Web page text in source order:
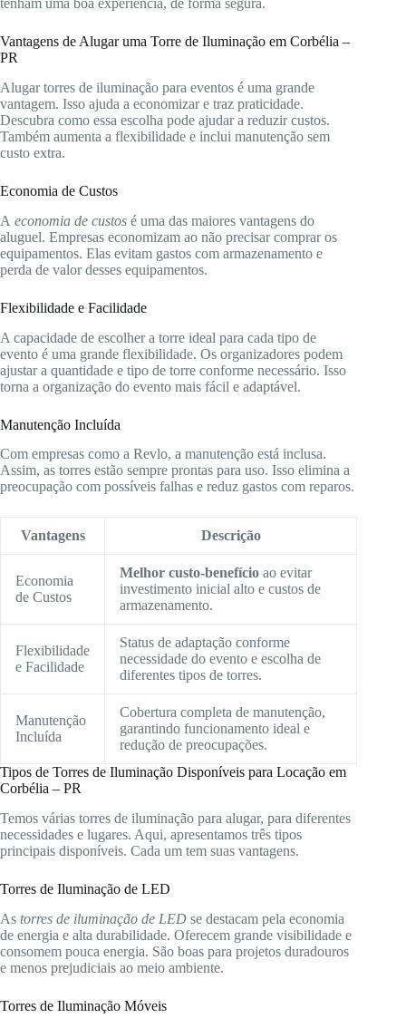
tenham uma boa experiência, de forma segura.
Vantagens de Alugar uma Torre de Iluminação em Corbélia –
PR
Alugar torres de iluminação para eventos é uma grande
vantagem. Isso ajuda a economizar e traz praticidade.
Descubra como essa escolha pode ajudar a reduzir custos.
Também aumenta a flexibilidade e inclui manutenção sem
custo extra.
Economia de Custos
A economia de custos é uma das maiores vantagens do
aluguel. Empresas economizam ao não precisar comprar os
equipamentos. Elas evitam gastos com armazenamento e
perda de valor desses equipamentos.
Flexibilidade e Facilidade
A capacidade de escolher a torre ideal para cada tipo de
evento é uma grande flexibilidade. Os organizadores podem
ajustar a quantidade e tipo de torre conforme necessário. Isso
torna a organização do evento mais fácil e adaptável.
Manutenção Incluída
Com empresas como a Revlo, a manutenção está inclusa.
Assim, as torres estão sempre prontas para uso. Isso elimina a
preocupação com possíveis falhas e reduz gastos com reparos.
Vantagens Descrição
Economia
de Custos
Melhor custo-benefício ao evitar
investimento inicial alto e custos de
armazenamento.
Flexibilidade
e Facilidade
Status de adaptação conforme
necessidade do evento e escolha de
diferentes tipos de torres.
Manutenção
Incluída
Cobertura completa de manutenção,
garantindo funcionamento ideal e
redução de preocupações.
Tipos de Torres de Iluminação Disponíveis para Locação em
Corbélia – PR
Temos várias torres de iluminação para alugar, para diferentes
necessidades e lugares. Aqui, apresentamos três tipos
principais disponíveis. Cada um tem suas vantagens.
Torres de Iluminação de LED
As torres de iluminação de LED se destacam pela economia
de energia e alta durabilidade. Oferecem grande visibilidade e
consomem pouca energia. São boas para projetos duradouros
e menos prejudiciais ao meio ambiente.
Torres de Iluminação Móveis